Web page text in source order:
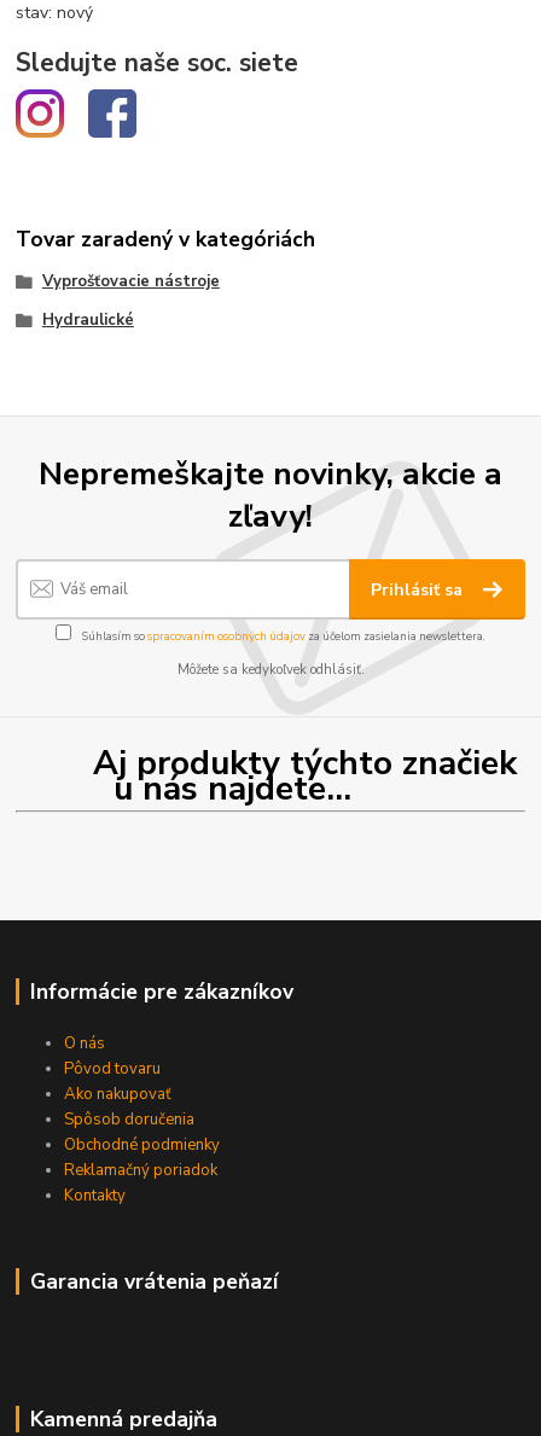
stav: nový
Sledujte naše soc. siete
Tovar zaradený v kategóriách
Vyprošťovacie nástroje
Hydraulické
Nepremeškajte novinky, akcie a
zľavy!
Prihlásiť sa
Súhlasím sospracovaním osobných údajov za účelom zasielania newslettera.
Môžete sa kedykoľvek odhlásiť.
Aj produkty týchto značiek
u nás najdete...
Informácie pre zákazníkov
O nás
Pôvod tovaru
Ako nakupovať
Spôsob doručenia
Obchodné podmienky
Reklamačný poriadok
Kontakty
Garancia vrátenia peňazí
Kamenná predajňa